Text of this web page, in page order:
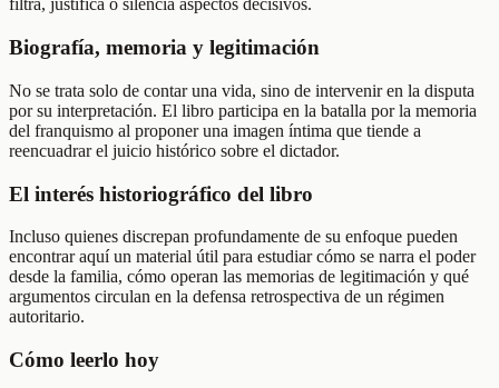
filtra, justifica o silencia aspectos decisivos.
Biografía, memoria y legitimación
No se trata solo de contar una vida, sino de intervenir en la disputa
por su interpretación. El libro participa en la batalla por la memoria
del franquismo al proponer una imagen íntima que tiende a
reencuadrar el juicio histórico sobre el dictador.
El interés historiográfico del libro
Incluso quienes discrepan profundamente de su enfoque pueden
encontrar aquí un material útil para estudiar cómo se narra el poder
desde la familia, cómo operan las memorias de legitimación y qué
argumentos circulan en la defensa retrospectiva de un régimen
autoritario.
Cómo leerlo hoy